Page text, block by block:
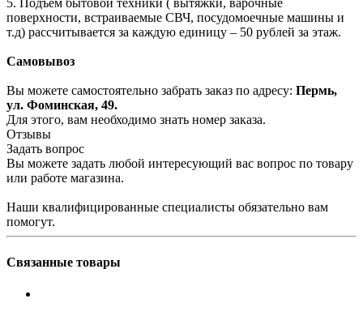
5. Подъем бытовой техники ( вытяжки, варочные
поверхности, встраиваемые СВЧ, посудомоечные машины и
т.д) рассчитывается за каждую единицу – 50 рублей за этаж.
Самовывоз
Вы можете самостоятельно забрать заказ по адресу: Пермь,
ул. Фоминская, 49.
Для этого, вам необходимо знать номер заказа.
Отзывы
Задать вопрос
Вы можете задать любой интересующий вас вопрос по товару
или работе магазина.
Наши квалифицированные специалисты обязательно вам
помогут.
Связанные товары